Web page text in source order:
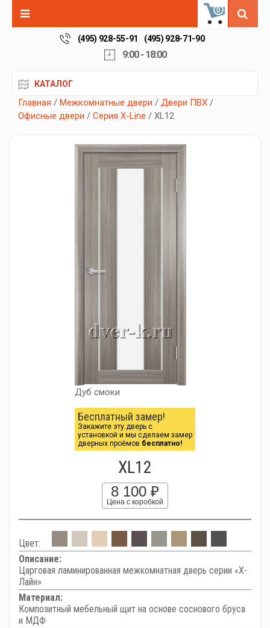
0
(495) 928-55-91 (495) 928-71-90
9:00 - 18:00
КАТАЛОГ
Главная / Межкомнатные двери / Двери ПВХ /
Офисные двери / Серия X-Line / XL12
Дуб смоки
Бесплатный замер!
Закажите эту дверь с
установкой и мы сделаем замер
дверных проёмов бесплатно!
XL12
8 100 ₽
Цена с коробкой
Цвет:
Описание:
Царговая ламинированная межкомнатная дверь серии «Х-
Лайн»
Материал:
Композитный мебельный щит на основе соснового бруса
и МДФ